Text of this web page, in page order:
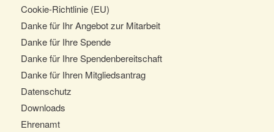
Cookie-Richtlinie (EU)
Danke für Ihr Angebot zur Mitarbeit
Danke für Ihre Spende
Danke für Ihre Spendenbereitschaft
Danke für Ihren Mitgliedsantrag
Datenschutz
Downloads
Ehrenamt